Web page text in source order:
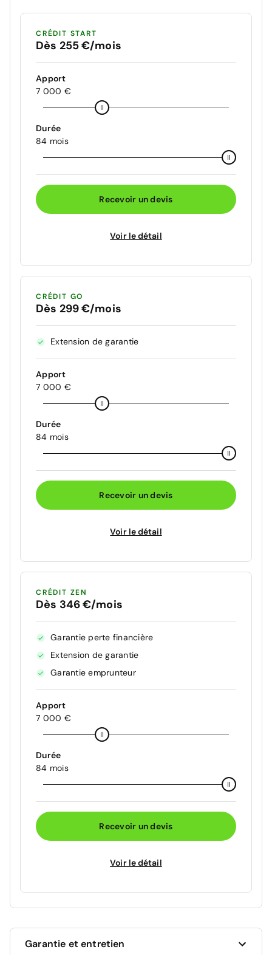
CRÉDIT START
Dès 255 €/mois
Apport
7 000 €
Durée
84 mois
Recevoir un devis
Voir le détail
CRÉDIT GO
Dès 299 €/mois
Extension de garantie
Apport
7 000 €
Durée
84 mois
Recevoir un devis
Voir le détail
CRÉDIT ZEN
Dès 346 €/mois
Garantie perte financière
Extension de garantie
Garantie emprunteur
Apport
7 000 €
Durée
84 mois
Recevoir un devis
Voir le détail
Garantie et entretien